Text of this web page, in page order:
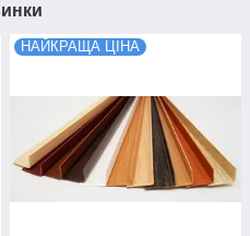
НАЙКРАЩА ЦІНА